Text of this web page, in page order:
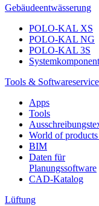
Gebäudeentwässerung
POLO-KAL XS
POLO-KAL NG
POLO-KAL 3S
Tools & Softwareservice
Apps
Tools
World of
BIM
Daten für
Planungssoftware
CAD-Katalog
Lüftung